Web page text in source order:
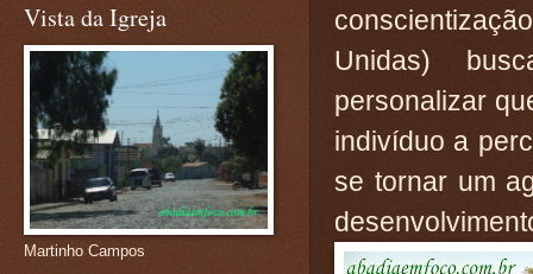
Unidas)
personalizar
indivíduo a
se tornar um
Vista da Igreja
Martinho Campos